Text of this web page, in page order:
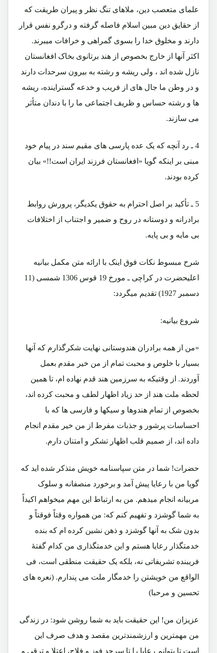
علمای متعصب دین، ملاهای تنگ نظر و پیران طریقت که
از حقایق دین مبین اسلام فاصله گرفته و درگرو نفس قرار
دارند و مخلوق خدا را بسوی گمراهی و خرافات میبرند.
اکثر آنها از خارج بخصوص از هند برتانوی بخاک افغانستان
نازل شده اند ، ولی ریشه و رشته به بیرون سرحدات دارند
و در وطن ما جال های از فریب و خدعه گستراینده، ریشه
ها و رشته حساس و ظریف اجتماعی ما را با دندان متأثر
می سازند.
4 ـ رد آنچه که یک عده پارسی های مقیم سند در پیام خود
مبنی بر اینکه گویا «افغانستان فرزند ایران است!!» بیان
کرده بودند.
5 ـ تأکید بر اصل احترام به حقوق یکدیگر، پرورش روابط
برادرانه و دوستانه در روح و ضمیر و اجتناب از اختلافات
بی مایه و بی پایه.
شرح مبسوط نکات فوق اینک با ارائه متن مکمل بیانیه
اعلیحضرت در کراچی ـ مورخ 19 قوس 1306 شمسی (11
دسمبر 1927) تقدیم میگردد:
شروع بیانیه:
«من از همه برادران هندوستانی نهایت شکرگذارم که آنها
بسیار با خلوص و محبت تمام از من خیر مقدم بعمل
آوردند. از وقتیکه به سرزمین هند قدم نهاده ام، تا همین
لحظه ملت هند از حد زیاد اظهار لطف و محبت کرده اند،
بخصوص از تمام هندوها و سیکها و فارسی ها که با
احساسات پرشور و جذبات مفرط از من خیر مقدم انجام
داده اند، از صمیم قلب اظهار تشکر و امتنان دارم.
حضرات! شما در متن سپاسنامه خویش متذکر شده اید که
گویا من با رعایا پیش آمد و برخورد منصفانه و سلوک
مربیانه انجام میدهم. من به ارتباط این مهم میخواهم اکیداً
به شما گوشزد و تفهیم کنم که: من همواره وقتاً فوقتاً و
بدون شک به آنها گوشزد و ذهن نشین کرده ام که بنده
خدمتگذار رعایا هستم و این خدمتگذاری من کدام گفتۀ
فریبنده تشریفاتی نه، بلکه یک حقیقت منطقی است، فی
الواقع من خویشتن را خدمگار ملت می پندارم. (نعره های
تحسین و مرحبا)
عزیزان من! این حقیقت باید به شما روشن شود: در زندگی
من مهمترین و ارزشمندترین مقصد و هدف صرف این
است تا بتوانم رعایا را تا سرحد فوز و فلاح، اعتلا و ترقی و